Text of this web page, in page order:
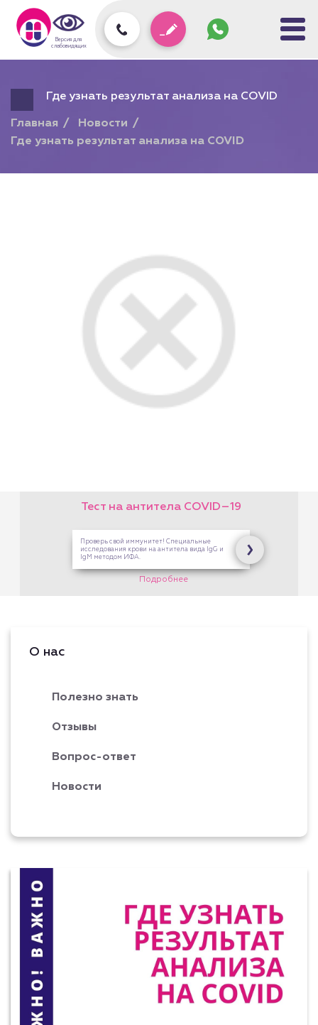
Версия для
слабовидящих
Где узнать результат анализа на COVID
Главная
Новости
Где узнать результат анализа на COVID
Тест на антитела COVID–19
Проверь свой иммунитет! Специальные
исследования крови на антитела вида IgG и
О нас
Полезно знать
Отзывы
Вопрос-ответ
Новости